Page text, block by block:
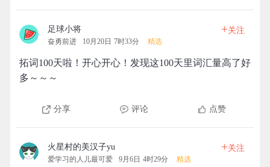
足球小将
奋勇前进 10月20日 7时33分 精选
+关注
拓词100天啦！开心开心！发现这100天里词汇量高了好
多～～～
分享 评论 点赞
火星村的美汉子yu
爱学习的人儿最可爱 9月6日 4时29分 精选
+关注